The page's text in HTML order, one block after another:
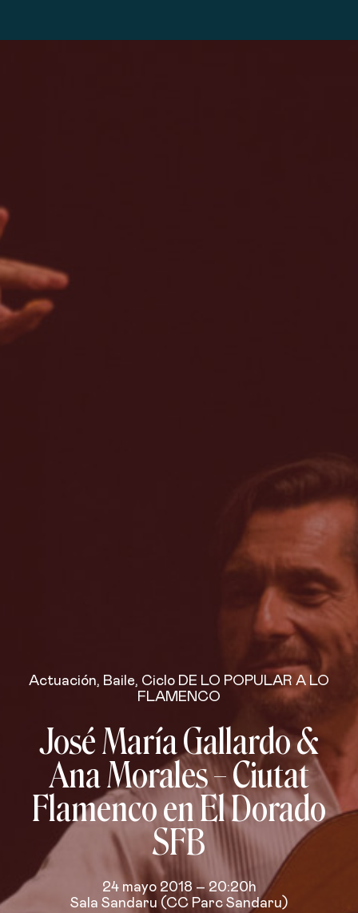
Actuación, Baile, Ciclo DE LO POPULAR A LO
FLAMENCO
José María Gallardo &
Ana Morales – Ciutat
Flamenco en El Dorado
SFB
24 mayo 2018 – 20:20h
Sala Sandaru (CC Parc Sandaru)